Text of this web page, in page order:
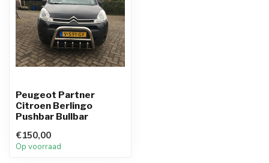
Peugeot Partner
Citroen Berlingo
Pushbar Bullbar
€150,00
Op voorraad